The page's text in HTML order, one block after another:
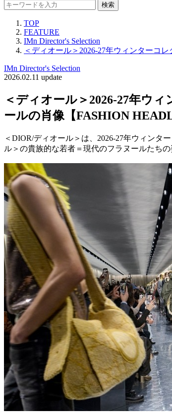
検索
TOP
FEATURE
IMn Director's Selection
＜ディオール＞2026-27年ウィンターコ
IMn Director's Selection
2026.02.11 update
＜ディオール＞2026-27年ウ
ールの肖像【FASHION
＜DIOR/ディオール＞は、2026-27年ウィンタ
ル＞の貴族的な若者＝現代のフラヌールたちの